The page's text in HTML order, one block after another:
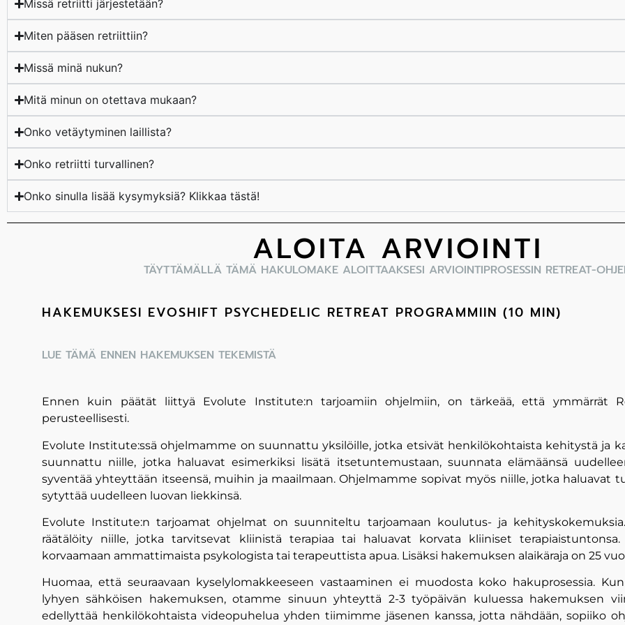
Missä retriitti järjestetään?
Miten pääsen retriittiin?
Missä minä nukun?
Mitä minun on otettava mukaan?
Onko vetäytyminen laillista?
Onko retriitti turvallinen?
Onko sinulla lisää kysymyksiä? Klikkaa tästä!
ALOITA ARVIOINTI
TÄYTTÄMÄLLÄ TÄMÄ HAKULOMAKE ALOITTAAKSESI ARVIOINTIPROSESSIN RETREAT-
HAKEMUKSESI EVOSHIFT PSYCHEDELIC RETREAT PROGRAMMIIN (10 MIN)
LUE TÄMÄ ENNEN HAKEMUKSEN TEKEMISTÄ
Ennen kuin päätät liittyä Evolute Institute:n tarjoamiin ohjelmiin, on tärkeää, että ymmärrät
perusteellisesti.
Evolute Institute:ssä ohjelmamme on suunnattu yksilöille, jotka etsivät henkilökohtaista kehitystä ja
suunnattu niille, jotka haluavat esimerkiksi lisätä itsetuntemustaan, suunnata elämäänsä
syventää yhteyttään itseensä, muihin ja maailmaan. Ohjelmamme sopivat myös niille, jotka haluavat
sytyttää uudelleen luovan liekkinsä.
Evolute Institute:n tarjoamat ohjelmat on suunniteltu tarjoamaan koulutus- ja
räätälöity niille, jotka tarvitsevat kliinistä terapiaa tai haluavat korvata kliiniset
korvaamaan ammattimaista psykologista tai terapeuttista apua. Lisäksi hakemuksen alaikäraja on 25
Huomaa, että seuraavaan kyselylomakkeeseen vastaaminen ei muodosta koko hakuprosessia.
lyhyen sähköisen hakemuksen, otamme sinuun yhteyttä 2-3 työpäivän kuluessa hakemuksen
edellyttää henkilökohtaista videopuhelua yhden tiimimme jäsenen kanssa, jotta nähdään, sopiiko